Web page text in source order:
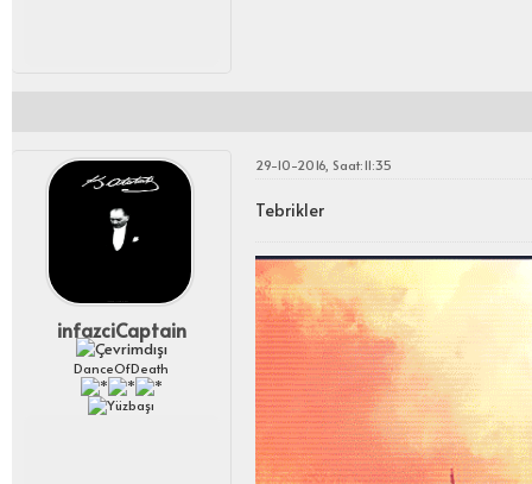
infazciCaptain
DanceOfDeath
29-10-2016, Saat:11:35
Tebrikler